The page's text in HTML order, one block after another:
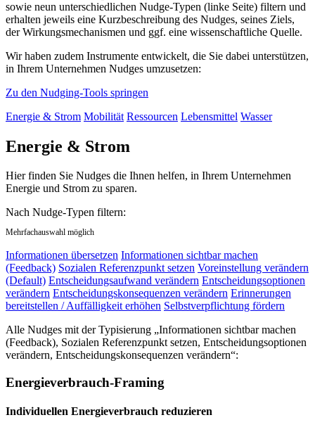
sowie neun unterschiedlichen Nudge-Typen (linke Seite) filtern und
erhalten jeweils eine Kurzbeschreibung des Nudges, seines Ziels,
der Wirkungsmechanismen und ggf. eine wissenschaftliche Quelle.
Wir haben zudem Instrumente entwickelt, die Sie dabei unterstützen,
in Ihrem Unternehmen Nudges umzusetzen:
Zu den Nudging-Tools springen
Energie & Strom Mobilität Ressourcen Lebensmittel Wasser
Energie & Strom
Hier finden Sie Nudges die Ihnen helfen, in Ihrem Unternehmen
Energie und Strom zu sparen.
Nach Nudge-Typen filtern:
Mehrfachauswahl möglich
Informationen übersetzen Informationen sichtbar machen
(Feedback) Sozialen Referenzpunkt setzen Voreinstellung verändern
(Default) Entscheidungsaufwand verändern Entscheidungsoptionen
verändern Entscheidungskonsequenzen verändern Erinnerungen
bereitstellen / Auffälligkeit erhöhen Selbstverpflichtung fördern
Alle Nudges mit der Typisierung „Informationen sichtbar machen
(Feedback), Sozialen Referenzpunkt setzen, Entscheidungsoptionen
verändern, Entscheidungskonsequenzen verändern“:
Energieverbrauch-Framing
Individuellen Energieverbrauch reduzieren